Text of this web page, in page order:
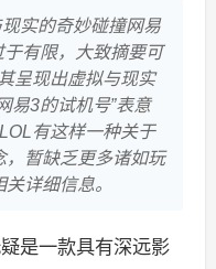
实的奇妙碰撞网易
有限，大致摘要可
呈现出虚拟与现实
易3的试机号”表意
有这样一种关于
，暂缺乏更多诸如玩
详细信息。
是一款具有深远影